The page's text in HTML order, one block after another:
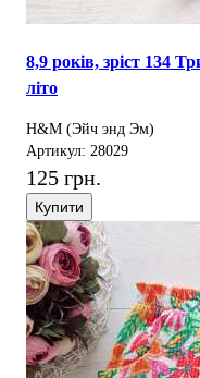
8,9 років, зріст 134
літо
H&M (Эйч энд Эм)
Артикул: 28029
125 грн.
Купити